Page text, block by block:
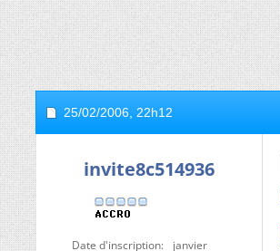
25/02/2006, 22h12
invite8c514936
Date d'inscription
janvier